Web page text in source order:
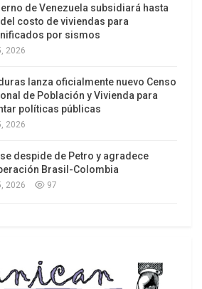
detalla la complicidad de un
Carrefourhasta la
A.P. Moller – Maersk
grupos organizados dentro del
aplicaciones más populares
y el alquiler
un ataque cada vez mayor, el
de Venezuela subsidiará hasta
del costo de viviendas para
por sismos
2026
lanza oficialmente nuevo Censo
de Población y Vivienda para
políticas públicas
2026
se despide de Petro y agradece
Brasil-Colombia
2026 97